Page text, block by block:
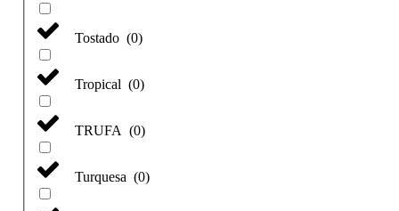
Tostado (0)
Tropical (0)
TRUFA (0)
Turquesa (0)